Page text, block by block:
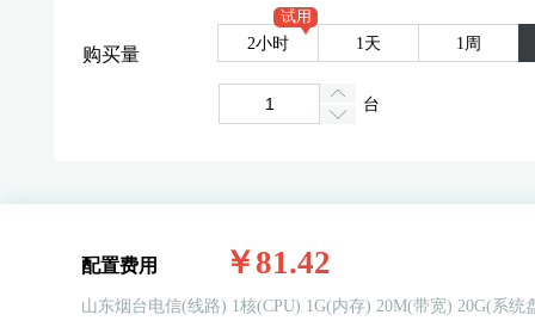
购买量
2小时
试用
1天 1周
台
配置费用 ￥81.42
山东烟台电信(线路) 1核(CPU) 1G(内存) 20M(带宽) 20G(系统